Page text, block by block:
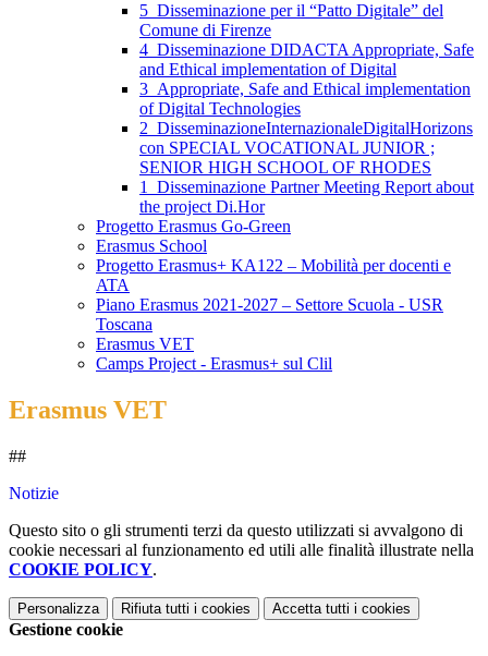
5_Disseminazione per il “Patto Digitale” del
Comune di Firenze
4_Disseminazione DIDACTA Appropriate, Safe
and Ethical implementation of Digital
3_Appropriate, Safe and Ethical implementation
of Digital Technologies
2_DisseminazioneInternazionaleDigitalHorizons
con SPECIAL VOCATIONAL JUNIOR ;
SENIOR HIGH SCHOOL OF RHODES
1_Disseminazione Partner Meeting Report about
the project Di.Hor
Progetto Erasmus Go-Green
Erasmus School
Progetto Erasmus+ KA122 – Mobilità per docenti e
ATA
Piano Erasmus 2021-2027 – Settore Scuola - USR
Toscana
Erasmus VET
Camps Project - Erasmus+ sul Clil
Erasmus VET
##
Notizie
Questo sito o gli strumenti terzi da questo utilizzati si avvalgono di
cookie necessari al funzionamento ed utili alle finalità illustrate nella
COOKIE POLICY.
Personalizza Rifiuta tutti i cookies Accetta tutti i cookies
Gestione cookie